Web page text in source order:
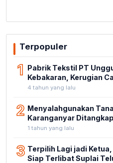
Terpopuler
1 Pabrik Tekstil PT
Kebakaran, Kerugian
4 tahun yang lalu
2 Menyalahgunakan
Karanganyar
1 tahun yang lalu
3 Terpilih Lagi jadi
Siap Terlibat Suplai